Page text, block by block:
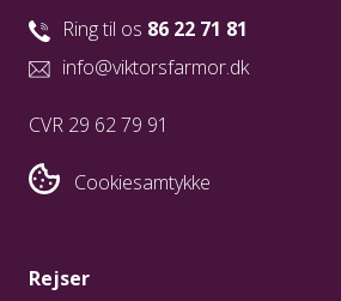
Ring til os 86 22 71 81
info@viktorsfarmor.dk
CVR 29 62 79 91
Cookiesamtykke
Rejser